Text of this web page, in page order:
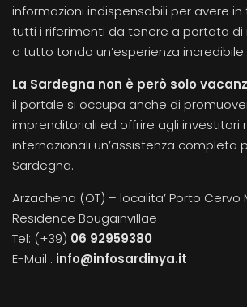
informazioni indispensabili per avere
tutti i riferimenti da tenere a portata di
a tutto tondo un’esperienza incredibile.
La Sardegna non è però solo
il portale si occupa anche di
imprenditoriali ed offrire agli investitori
internazionali un’assistenza completa
Sardegna.
Arzachena (OT) – localita’ Porto Cervo
Residence Bougainvillae
Tel: (+39) 06 92959380
E-Mail : info@infosardinya.it